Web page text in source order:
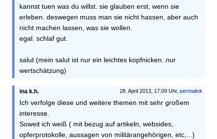
kannst tuen was du willst. sie glauben erst, wenn sie
erleben. deswegen muss man sie nicht hassen, aber auch
nicht machen lassen, was sie wollen.
egal. schlaf gut.
salut (mein salut ist nur ein leichtes kopfnicken..nur
wertschätzung)
28. April 2013, 17:09 Uhr, permalink
ina k.h.
Ich verfolge diese und weitere themen mit sehr großem
interesse.
Soweit ich weiß ( mit bezug auf artikeln, websides,
opferprotokolle, aussagen von militärangehörigen, etc,...)